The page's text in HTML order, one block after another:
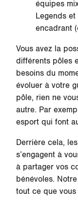
équipes
Legends
encadrant
Vous avez la
différents pôles
besoins du
évoluer à votre
pôle, rien ne
autre. Par
esport qui font
Derrière cela,
s’engagent à
à partager vos
bénévoles.
tout ce que vous